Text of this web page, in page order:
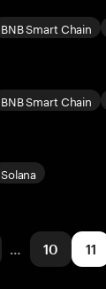
BNB Smart Chain
BNB Smart Chain
Solana
… 10 11